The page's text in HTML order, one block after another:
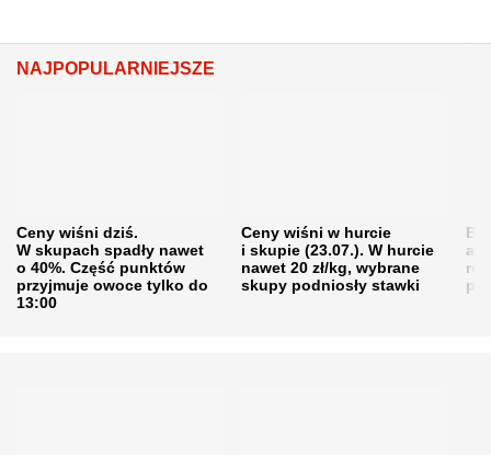
NAJPOPULARNIEJSZE
Ceny wiśni dziś.
W skupach spadły nawet
o 40%. Część punktów
przyjmuje owoce tylko do
13:00
Ceny wiśni w hurcie
i skupie (23.07.). W hurcie
nawet 20 zł/kg, wybrane
skupy podniosły stawki